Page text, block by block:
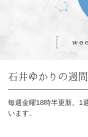
石井ゆかりの週
毎週金曜18時半更新。1
います。